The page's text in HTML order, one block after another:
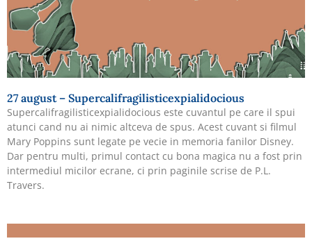
27 august – Supercalifragilisticexpialidocious
Supercalifragilisticexpialidocious este cuvantul pe care il spui
atunci cand nu ai nimic altceva de spus. Acest cuvant si filmul
Mary Poppins sunt legate pe vecie in memoria fanilor Disney.
Dar pentru multi, primul contact cu bona magica nu a fost prin
intermediul micilor ecrane, ci prin paginile scrise de P.L.
Travers.